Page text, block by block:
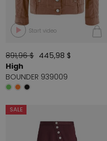
Start video
891,96 $ 445,98 $
High
BOUNDER 939009
SALE